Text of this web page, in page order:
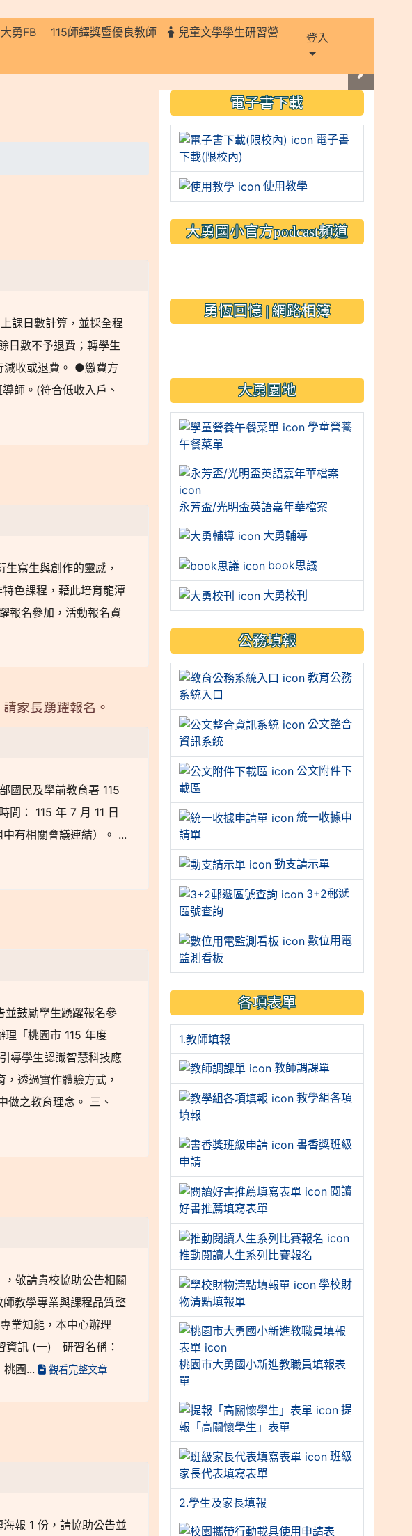
大勇FB 115師鐸獎暨優良教師
兒童文學學生研習營
登入
課日數計算，並採全程
日數不予退費；轉學生
減收或退費。 ●繳費方
師。(符合低收入戶、
寫生與創作的靈感，
色課程，藉此培育龍潭
報名參加，活動報名資
家長踴躍報名。
國民及學前教育署 115
間： 115 年 7 月 11 日
有相關會議連結）。 ...
並鼓勵學生踴躍報名參
「桃園市 115 年度
導學生認識智慧科技應
透過實作體驗方式，
做之教育理念。 三、
敬請貴校協助公告相關
教學專業與課程品質整
業知能，本中心辦理
資訊 (一) 研習名稱：
園...
觀看完整文章
報 1 份，請協助公告並
::: 電子書下載
電子書
下載(限校內)
使用教學
大勇國小官方podcast頻道
勇恆回憶 | 網路相簿
大勇園地
學童營養
午餐菜單
永芳盃/光明盃英語嘉年華檔案
大勇輔導
book思議
大勇校刊
公務填報
教育公務
系統入口
公文整合
資訊系統
公文附件下
載區
統一收據申
請單
動支請示單
3+2郵遞
區號查詢
數位用電
監測看板
各項表單
1.教師填報
教師調課單
教學組各項
填報
書香獎班級
申請
閱讀
好書推薦填寫表單
推動閱讀人生系列比賽報名
學校財
物清點填報單
桃園市大勇國小新進教職員填報表
單
提
報「高關懷學生」表單
班級
家長代表填寫表單
2.學生及家長填報